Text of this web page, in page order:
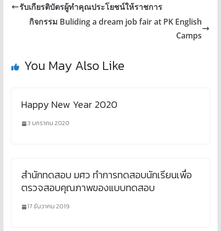
รับเกียรติบัตรผู้ทำคุณประโยชน์ให้ราชการ
กิจกรรม Buliding a dream job fair at PK English
Camps
You May Also Like
Happy New Year 2020
3 มกราคม 2020
สำนักทดสอบ มศว ทำการทดสอบนักเรียนเพื่อ
ตรวจสอบคุณภาพของแบบทดสอบ
17 ธันวาคม 2019